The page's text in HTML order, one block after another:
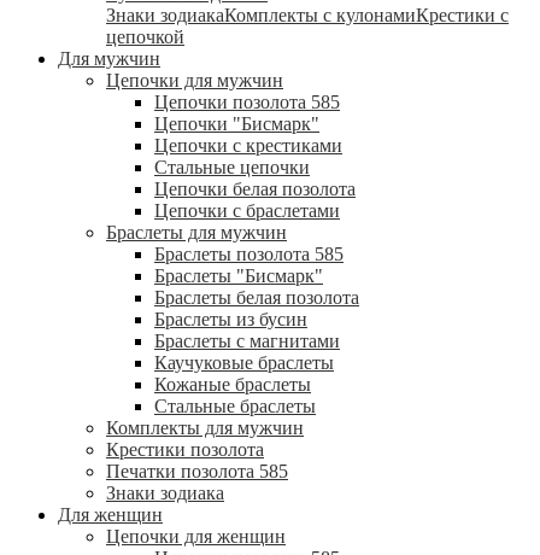
Знаки зодиакаКомплекты с кулонамиКрестики с
цепочкой
Для мужчин
Цепочки для мужчин
Цепочки позолота 585
Цепочки "Бисмарк"
Цепочки с крестиками
Стальные цепочки
Цепочки белая позолота
Цепочки с браслетами
Браслеты для мужчин
Браслеты позолота 585
Браслеты "Бисмарк"
Браслеты белая позолота
Браслеты из бусин
Браслеты с магнитами
Каучуковые браслеты
Кожаные браслеты
Стальные браслеты
Комплекты для мужчин
Крестики позолота
Печатки позолота 585
Знаки зодиака
Для женщин
Цепочки для женщин